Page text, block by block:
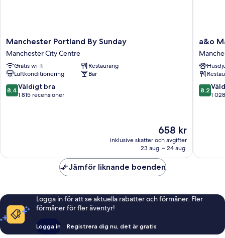
Manchester
Portland
By
Sunday
Manchester
City
Centre
Manchester Portland By Sunday
Manchester City Centre
Gratis wi-fi
Restaurang
Luftkonditionering
Bar
8.4
av
8,4 Väldigt bra
1 815 recensioner
Priset
är
658 kr
658 kr
inklusive skatter och avgifter
23 aug. – 24 aug.
a&o
City
Centre
City
Centre
a&o
8.2
av
8,2
1
Jämför liknande boenden
Logga in för att se aktuella rabatter och förmåner. Fler
förmåner för fler äventyr!
Logga in Registrera dig nu, det är gratis